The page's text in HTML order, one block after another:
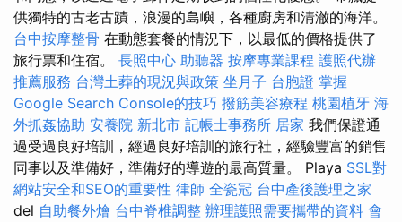
供獨特的古老古蹟，浪漫的島嶼，各種廚房和清澈的海洋。
台中按摩整骨 在動態套餐的情況下，以最低的價格提供了
旅行票和住宿。 長照中心 助聽器 按摩專業課程 護照代辦
推薦服務 台灣土葬的現況與政策 坐月子 台胞證 掌握
Google Search Console的技巧 撥筋美容療程 桃園植牙 海
外抓姦協助 安養院 新北市 記帳士事務所 居家 我們保證通
過受過良好培訓，經過良好培訓的旅行社，經驗豐富的銷售
同事以及準備好，準備好的導遊的最高質量。 Playa SSL對
網站安全和SEO的重要性 律師 全瓷冠 台中產後護理之家
del 自助餐外燴 台中脊椎調整 辦理護照需要攜帶的資料 會